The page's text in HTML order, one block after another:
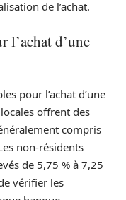
de l’achat.
l’achat d’une
pour l’achat d’une
offrent des
compris
non-résidents
de 5,75 % à 7,25
vérifier les